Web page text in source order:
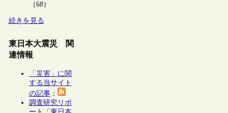
（68）
続きを見る
東日本大震災 関
連情報
「災害」に関
する当サイト
の記事：
調査研究リポ